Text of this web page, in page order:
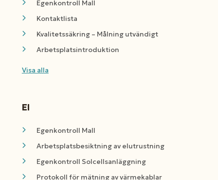
Egenkontroll Mall
Kontaktlista
Kvalitetssäkring – Målning utvändigt
Arbetsplatsintroduktion
Visa alla
El
Egenkontroll Mall
Arbetsplatsbesiktning av elutrustning
Egenkontroll Solcellsanläggning
Protokoll för mätning av värmekablar